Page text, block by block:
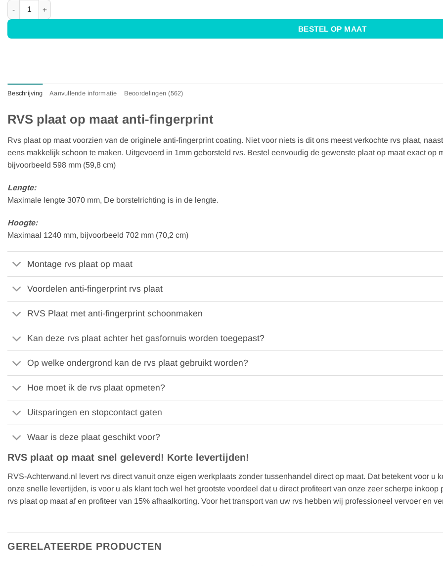
RVS plaat op maat - Anti-fingerprint - Geborsteld aantal
BESTEL OP MAAT
Beschrijving Aanvullende informatie Beoordelingen (562)
RVS plaat op maat anti-fingerprint
Rvs plaat op maat voorzien van de originele anti-fingerprint coating. Niet voor niets is dit ons meest verkochte rvs plaat,
eens makkelijk schoon te maken. Uitgevoerd in 1mm geborsteld rvs. Bestel eenvoudig de gewenste plaat op maat exact op
bijvoorbeeld 598 mm (59,8 cm)
Lengte:
Maximale lengte 3070 mm, De borstelrichting is in de lengte.
Hoogte:
Maximaal 1240 mm, bijvoorbeeld 702 mm (70,2 cm)
Montage rvs plaat op maat
Voordelen anti-fingerprint rvs plaat
RVS Plaat met anti-fingerprint schoonmaken
Kan deze rvs plaat achter het gasfornuis worden toegepast?
Op welke ondergrond kan de rvs plaat gebruikt worden?
Hoe moet ik de rvs plaat opmeten?
Uitsparingen en stopcontact gaten
Waar is deze plaat geschikt voor?
RVS plaat op maat snel geleverd! Korte levertijden!
RVS-Achterwand.nl levert rvs direct vanuit onze eigen werkplaats zonder tussenhandel direct op maat. Dat betekent voor u
onze snelle levertijden, is voor u als klant toch wel het grootste voordeel dat u direct profiteert van onze zeer scherpe
rvs plaat op maat af en profiteer van 15% afhaalkorting. Voor het transport van uw rvs hebben wij professioneel vervoer en
GERELATEERDE PRODUCTEN